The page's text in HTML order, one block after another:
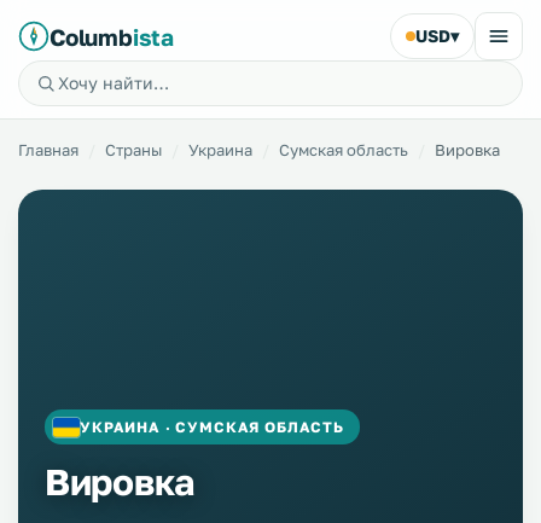
Columbista USD▾
Главная Страны Украина Сумская область Вировка
УКРАИНА · СУМСКАЯ ОБЛАСТЬ
Вировка